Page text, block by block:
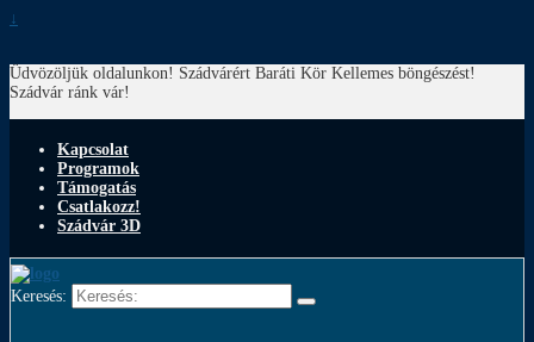
↓
Üdvözöljük oldalunkon! Szádvárért Baráti Kör Kellemes böngészést!
Szádvár ránk vár!
Kapcsolat
Programok
Támogatás
Csatlakozz!
Szádvár 3D
Keresés: